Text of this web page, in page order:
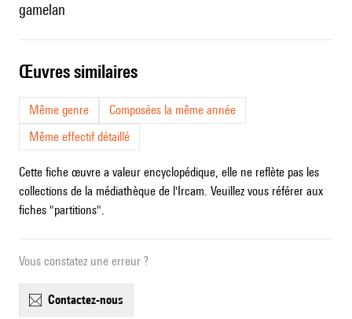
gamelan
œuvres similaires
Même genre
Composées la même année
Même effectif détaillé
Cette fiche œuvre a valeur encyclopédique, elle ne reflète pas les
collections de la médiathèque de l'Ircam. Veuillez vous référer aux
fiches "partitions".
Vous constatez une erreur ?
contactez-nous